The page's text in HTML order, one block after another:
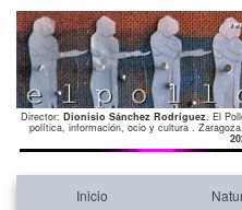
Director: Dionisio Sánchez Rodríguez. El
política, información, ocio y cultura .
Inicio